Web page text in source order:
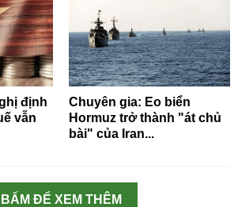
định
vẫn
Chuyên gia: Eo biển
Hormuz trở thành "át chủ
bài" của Iran...
BẤM ĐỂ XEM THÊM